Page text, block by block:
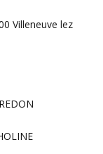
Villeneuve lez